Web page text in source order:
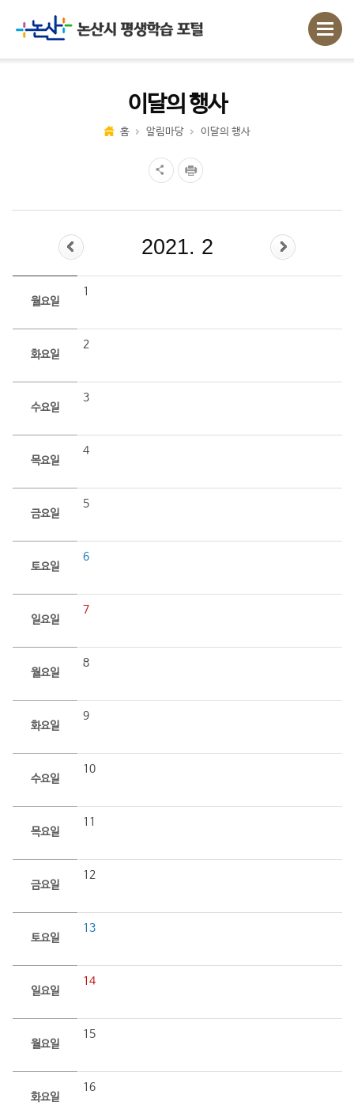
이달의 행사
홈 알림마당 이달의 행사
2021. 2
월요일
1
화요일
2
수요일
3
목요일
4
금요일
5
토요일
6
일요일
7
월요일
8
화요일
9
수요일
10
목요일
11
금요일
12
토요일
13
일요일
14
월요일
15
화요일
16